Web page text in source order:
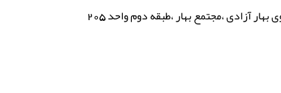
آزادی ،مجتمع بهار ،طبقه دوم واحد 205